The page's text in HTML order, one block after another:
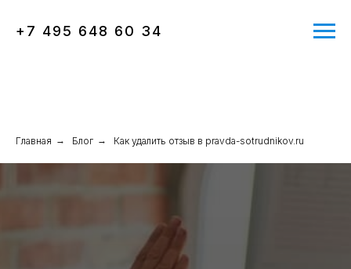
+7 495 648 60 34
Главная → Блог → Как удалить отзыв в pravda-sotrudnikov.ru